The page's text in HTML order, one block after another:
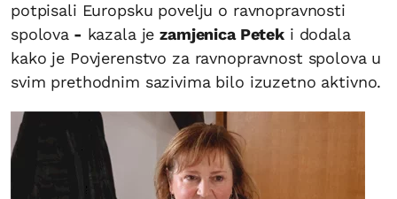
potpisali Europsku povelju o ravnopravnosti
spolova - kazala jezamjenica Peteki dodala
kako je Povjerenstvo za ravnopravnost spolova u
svim prethodnim sazivima bilo izuzetno aktivno.